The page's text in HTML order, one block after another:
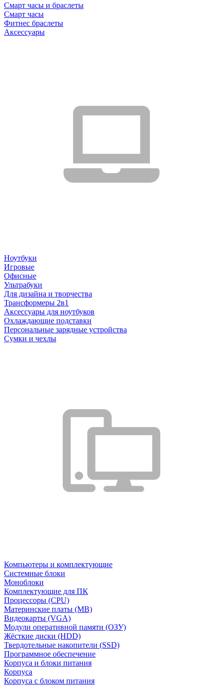
Смарт часы и браслеты
Смарт часы
Фитнес браслеты
Аксессуары
Ноутбуки
Игровые
Офисные
Ультрабуки
Для дизайна и творчества
Трансформеры 2в1
Аксессуары для ноутбуков
Охлаждающие подставки
Персональные зарядные устройства
Сумки и чехлы
Компьютеры и комплектующие
Системные блоки
Моноблоки
Комплектующие для ПК
Процессоры (CPU)
Материнские платы (MB)
Видеокарты (VGA)
Модули оперативной памяти (ОЗУ)
Жёсткие диски (HDD)
Твердотельные накопители (SSD)
Программное обеспечение
Корпуса и блоки питания
Корпуса
Корпуса с блоком питания